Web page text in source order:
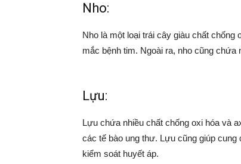
Nho:
Nho là một loại trái cây giàu chất
mắc bệnh tim. Ngoài ra, nho cũng
Lựu:
Lựu chứa nhiều chất chống oxi hóa và
các tế bào ung thư. Lựu cũng giúp
kiểm soát huyết áp.